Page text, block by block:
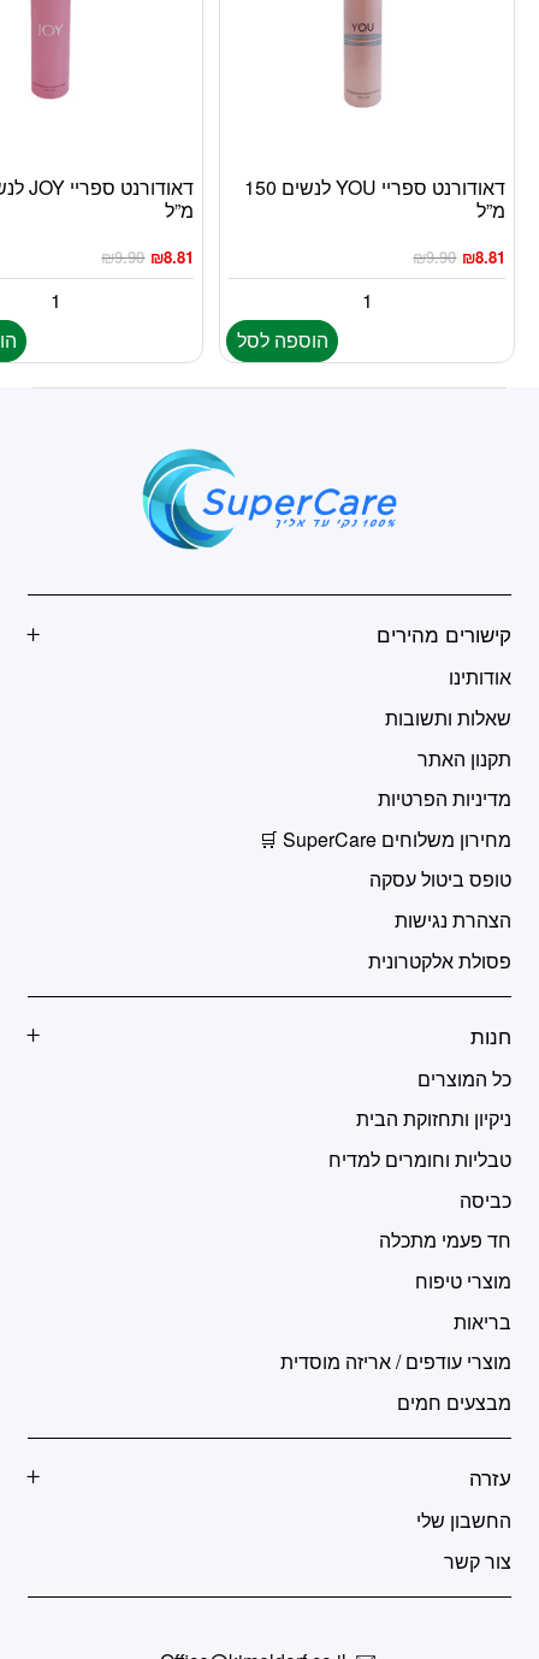
דאודורנט ספריי YOU לנשים 150
מ”ל
₪9.90 ₪8.81
הוספה לסל
מ”ל
₪9.90 ₪8.81
קישורים מהירים
אודותינו
שאלות ותשובות
תקנון האתר
מדיניות הפרטיות
מחירון משלוחים SuperCare 🛒
טופס ביטול עסקה
הצהרת נגישות
פסולת אלקטרונית
חנות
כל המוצרים
ניקיון ותחזוקת הבית
טבליות וחומרים למדיח
כביסה
חד פעמי מתכלה
מוצרי טיפוח
בריאות
מוצרי עודפים / אריזה מוסדית
מבצעים חמים
עזרה
החשבון שלי
צור קשר